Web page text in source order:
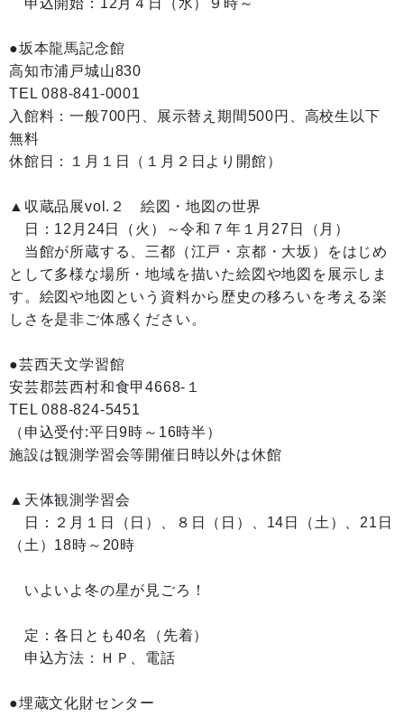
申込開始：12月４日（水）９時～
●坂本龍馬記念館
高知市浦戸城山830
TEL 088-841-0001
入館料：一般700円、展示替え期間500円、高校生以下
無料
休館日：１月１日（１月２日より開館）
▲収蔵品展vol.２ 絵図・地図の世界
日：12月24日（火）～令和７年１月27日（月）
当館が所蔵する、三都（江戸・京都・大坂）をはじめ
として多様な場所・地域を描いた絵図や地図を展示しま
す。絵図や地図という資料から歴史の移ろいを考える楽
しさを是非ご体感ください。
●芸西天文学習館
安芸郡芸西村和食甲4668-１
TEL 088-824-5451
（申込受付:平日9時～16時半）
施設は観測学習会等開催日時以外は休館
▲天体観測学習会
日：２月１日（日）、８日（日）、14日（土）、21日
（土）18時～20時
いよいよ冬の星が見ごろ！
定：各日とも40名（先着）
申込方法：ＨＰ、電話
●埋蔵文化財センター